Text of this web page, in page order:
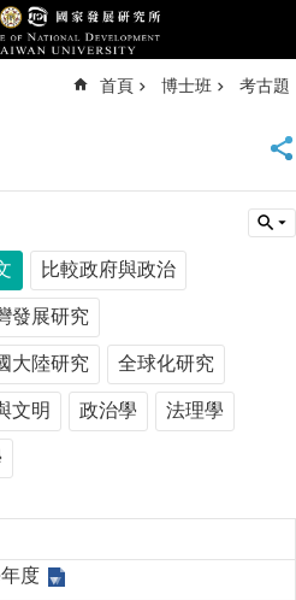
首頁 博士班 考古題
比較政府與政治
發展研究
大陸研究 全球化研究
文明 政治學 法理學
度